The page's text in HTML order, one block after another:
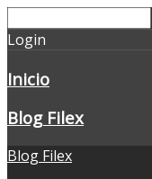
Login
Inicio
Blog Filex
Blog Filex